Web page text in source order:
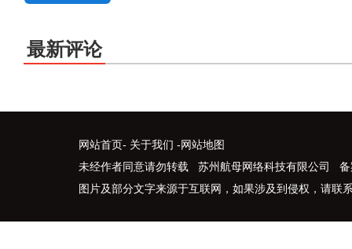
最新评论
网站首页- 关于我们 -网站地图
未经作者同意请勿转载 苏州航母网络科技有限公司 备
图片及部分文字来源于互联网，如果涉及到侵权，请联